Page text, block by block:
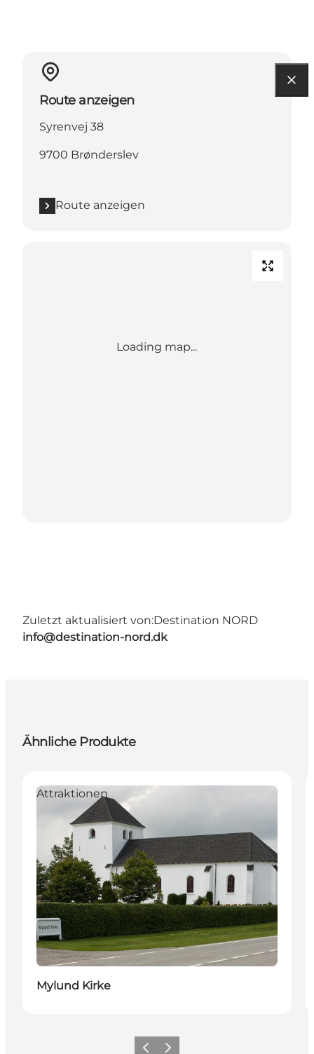
Route anzeigen
Syrenvej 38
9700 Brønderslev
Route anzeigen
Loading map...
Zuletzt aktualisiert von:Destination NORD
info@destination-nord.dk
Ähnliche Produkte
Attraktionen
Mylund Kirke